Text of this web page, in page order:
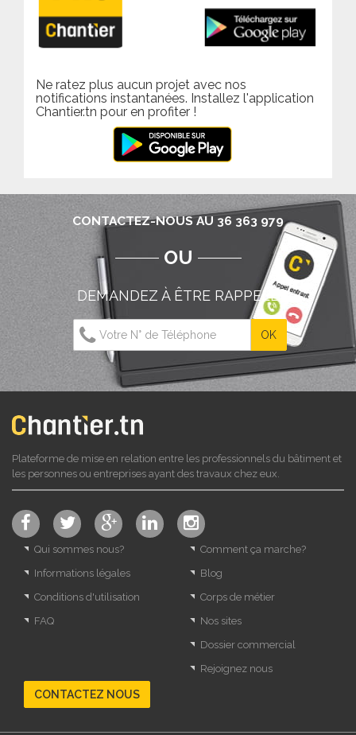
Ne ratez plus aucun projet avec nos
notifications instantanées. Installez l'application
Chantier.tn pour en profiter !
CONTACTEZ-NOUS AU 36 363 979
OU
DEMANDEZ À ÊTRE RAPPELÉ
Plateforme de mise en relation entre les professionnels du bâtiment et
les personnes ou entreprises ayant des travaux chez eux.
Qui sommes nous?
Informations légales
Conditions d'utilisation
FAQ
Comment ça marche?
Blog
Corps de métier
Nos sites
Dossier commercial
Rejoignez nous
CONTACTEZ NOUS